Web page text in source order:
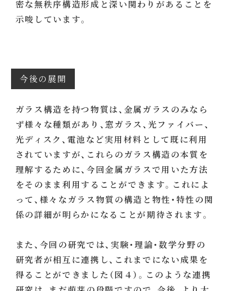
密な無秩序構造形成と深い関わりがあることを
示唆しています。
今後の展開
ガラス構造を持つ物質は、金属ガラスのみなら
ず様々な種類があり、窓ガラス、光ファイバー、
光ディスク、電池など実用材料として既に利用
されていますが、これらのガラス構造の本質を
理解するために、今回金属ガラスで用いた方法
をそのまま利用することができます。これによ
って、様々なガラス物質の構造と物性・特性の関
係の詳細が明らかになることが期待されます。
また、今回の研究では、実験・理論・数学分野の
研究者が相互に連携し、これまでにない成果を
得ることができました（図４）。このような連携